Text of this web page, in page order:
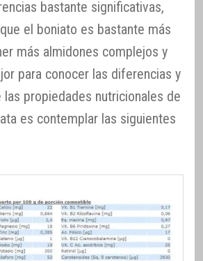
bastante significativas,
el boniato es bastante más
más almidones complejos y
para conocer las diferencias y
propiedades nutricionales de
es contemplar las siguientes